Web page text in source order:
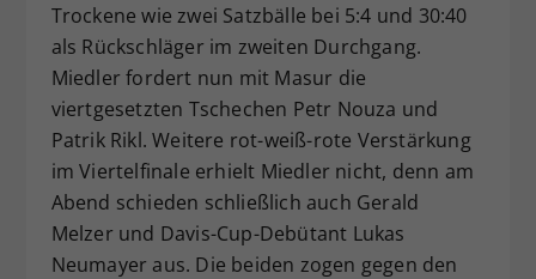
Trockene wie zwei Satzbälle bei 5:4 und 30:40
als Rückschläger im zweiten Durchgang.
Miedler fordert nun mit Masur die
viertgesetzten Tschechen Petr Nouza und
Patrik Rikl. Weitere rot-weiß-rote Verstärkung
im Viertelfinale erhielt Miedler nicht, denn am
Abend schieden schließlich auch Gerald
Melzer und Davis-Cup-Debütant Lukas
Neumayer aus. Die beiden zogen gegen den